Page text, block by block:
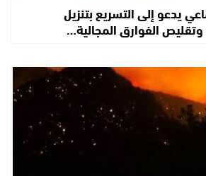
يدعو إلى التسريع بتنزيل
وتقليص الفوارق المجالية…